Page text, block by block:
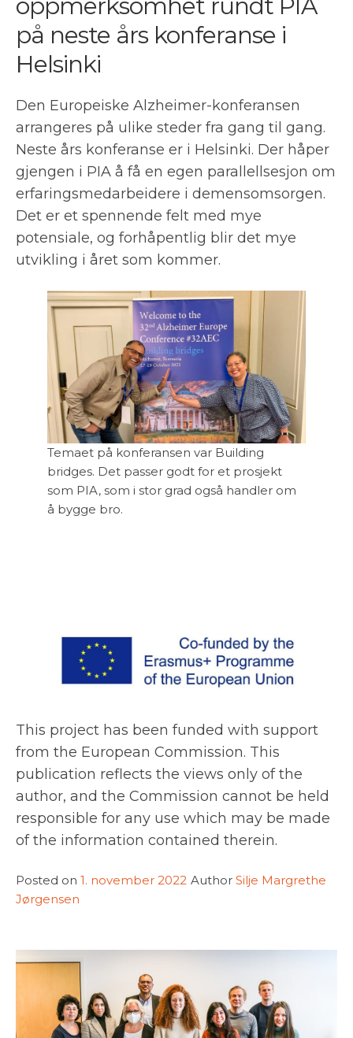
oppmerksomhet rundt PIA
på neste års konferanse i
Helsinki
Den Europeiske Alzheimer-konferansen
arrangeres på ulike steder fra gang til gang.
Neste års konferanse er i Helsinki. Der håper
gjengen i PIA å få en egen parallellsesjon om
erfaringsmedarbeidere i demensomsorgen.
Det er et spennende felt med mye
potensiale, og forhåpentlig blir det mye
utvikling i året som kommer.
Temaet på konferansen var Building
bridges. Det passer godt for et prosjekt
som PIA, som i stor grad også handler om
å bygge bro.
This project has been funded with support
from the European Commission. This
publication reflects the views only of the
author, and the Commission cannot be held
responsible for any use which may be made
of the information contained therein.
Posted on 1. november 2022 Author Silje Margrethe
Jørgensen